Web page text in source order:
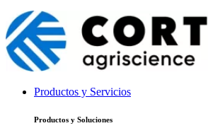
Productos y Servicios
Productos y Soluciones